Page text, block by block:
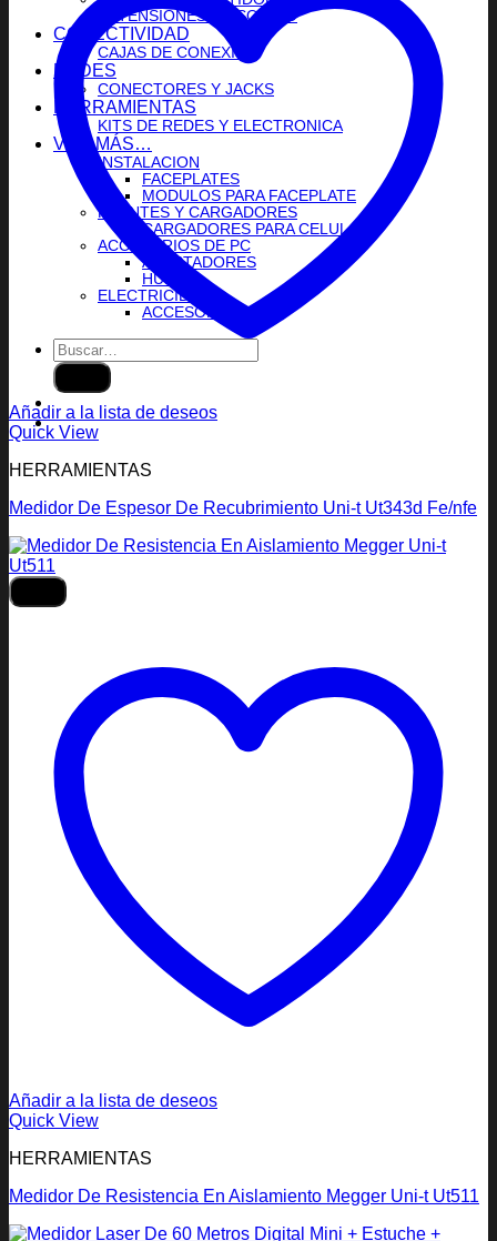
EXTENSIONES DE SONIDO
CONECTIVIDAD
CAJAS DE CONEXION
REDES
CONECTORES Y JACKS
HERRAMIENTAS
KITS DE REDES Y ELECTRONICA
VER MÁS…
INSTALACION
FACEPLATES
MODULOS PARA FACEPLATE
FUENTES Y CARGADORES
CARGADORES PARA CELULAR
ACCESORIOS DE PC
ADAPTADORES
HUBS
ELECTRICIDAD
ACCESORIOS
Buscar
por:
Añadir a la lista de deseos
Quick View
HERRAMIENTAS
Medidor De Espesor De Recubrimiento Uni-t Ut343d Fe/nfe
Añadir a la lista de deseos
Quick View
HERRAMIENTAS
Medidor De Resistencia En Aislamiento Megger Uni-t Ut511